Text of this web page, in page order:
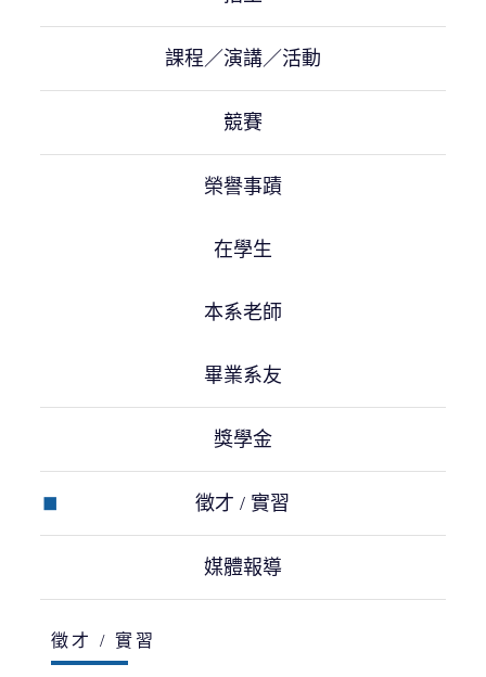
課程／演講／活動
競賽
榮譽事蹟
在學生
本系老師
畢業系友
獎學金
徵才 / 實習
媒體報導
徵才 / 實習